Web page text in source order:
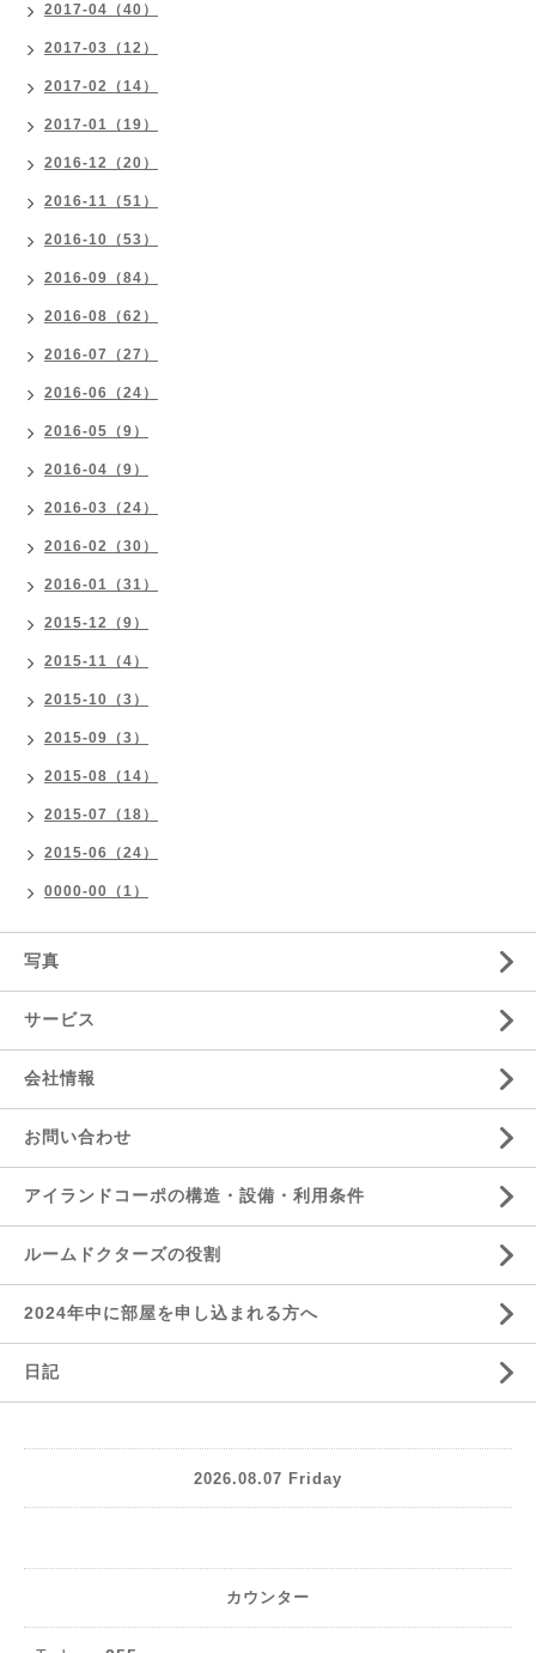
2017-04（40）
2017-03（12）
2017-02（14）
2017-01（19）
2016-12（20）
2016-11（51）
2016-10（53）
2016-09（84）
2016-08（62）
2016-07（27）
2016-06（24）
2016-05（9）
2016-04（9）
2016-03（24）
2016-02（30）
2016-01（31）
2015-12（9）
2015-11（4）
2015-10（3）
2015-09（3）
2015-08（14）
2015-07（18）
2015-06（24）
0000-00（1）
写真
サービス
会社情報
お問い合わせ
アイランドコーポの構造・設備・利用条件
ルームドクターズの役割
2024年中に部屋を申し込まれる方へ
日記
2026.08.07 Friday
カウンター